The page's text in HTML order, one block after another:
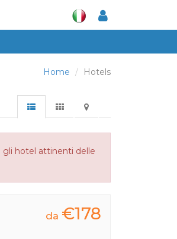
Home Hotels
gli hotel attinenti delle
da €178